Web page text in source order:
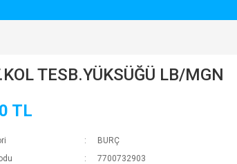
TESB.YÜKSÜĞÜ LB/MGN
TL
BURÇ
7700732903